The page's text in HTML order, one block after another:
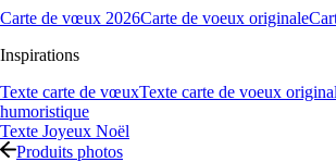
Carte de vœux 2026Carte de voeux originale
Inspirations
Texte carte de vœuxTexte carte de voeux original
humoristique
Texte Joyeux Noël
Produits photos